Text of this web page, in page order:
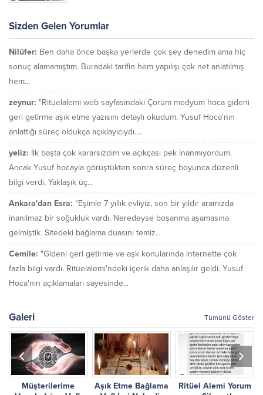
Sizden Gelen Yorumlar
Nilüfer: Ben daha önce başka yerlerde çok şey denedim ama hiç
sonuç alamamıştım. Buradaki tarifin hem yapılışı çok net anlatılmış
hem...
zeynur: "Ritüelalemi web sayfasındaki Çorum medyum hoca gideni
geri getirme aşık etme yazısını detaylı okudum. Yusuf Hoca'nın
anlattığı süreç oldukça açıklayıcıydı....
yeliz: İlk başta çok kararsızdım ve açıkçası pek inanmıyordum.
Ancak Yusuf hocayla görüştükten sonra süreç boyunca düzenli
bilgi verdi. Yaklaşık üç...
Ankara'dan Esra: "Eşimle 7 yıllık evliyiz, son bir yıldır aramızda
inanılmaz bir soğukluk vardı. Neredeyse boşanma aşamasına
gelmiştik. Sitedeki bağlama duasını temiz...
Cemile: "Gideni geri getirme ve aşk konularında internette çok
fazla bilgi vardı. Ritüelalemi'ndeki içerik daha anlaşılır geldi. Yusuf
Hoca'nın açıklamaları sayesinde...
Galeri Tümünü Göster
Müşterilerime
Aşık Etme Bağlama
Ritüel Alemi Yorum